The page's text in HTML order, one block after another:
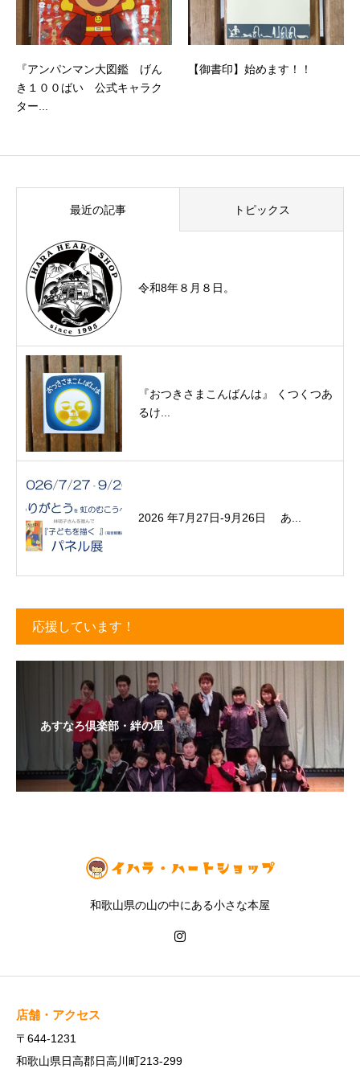
『アンパンマン大図鑑 げん
き１００ばい 公式キャラク
ター...
【御書印】始めます！！
最近の記事 トピックス
令和8年８月８日。
『おつきさまこんばんは』 くつくつあ
るけ...
2026 年7月27日-9月26日 あ...
応援しています！
あすなろ倶楽部・絆の星
和歌山県の山の中にある小さな本屋
店舗・アクセス
〒644-1231
和歌山県日高郡日高川町213-299